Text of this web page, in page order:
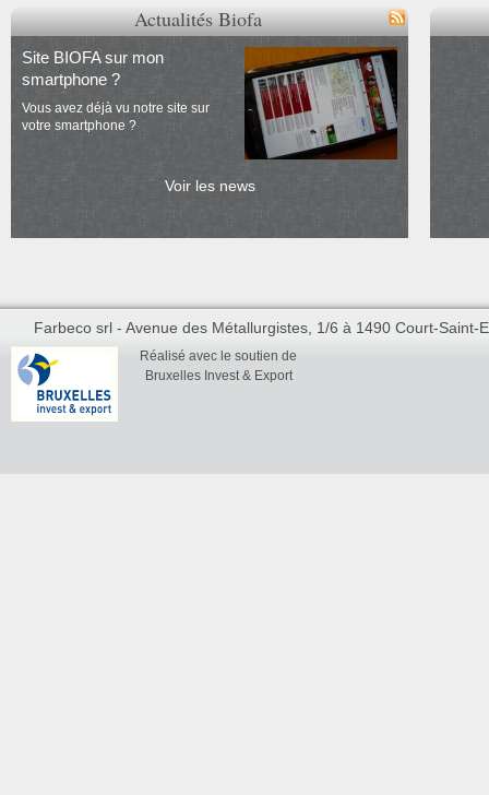
Actualités Biofa
Site BIOFA sur mon
smartphone ?
Vous avez déjà vu notre site sur
votre smartphone ?
Voir les news
Farbeco srl - Avenue des Métallurgistes, 1/6 à 1490 Court-Saint-
Réalisé avec le soutien de
Bruxelles Invest & Export